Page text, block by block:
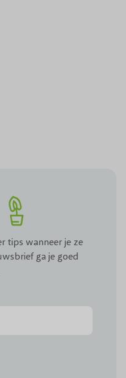
tips wanneer je ze
ga je goed